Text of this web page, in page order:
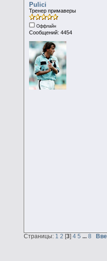
Pulici
Тренер примаверы
Оффлайн
Сообщений: 4454
Страницы: 1 2 [3] 4 5 8